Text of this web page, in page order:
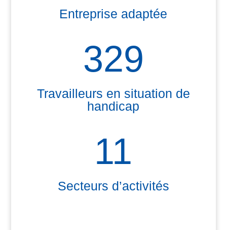
Entreprise adaptée
329
Travailleurs en situation de
handicap
11
Secteurs d’activités